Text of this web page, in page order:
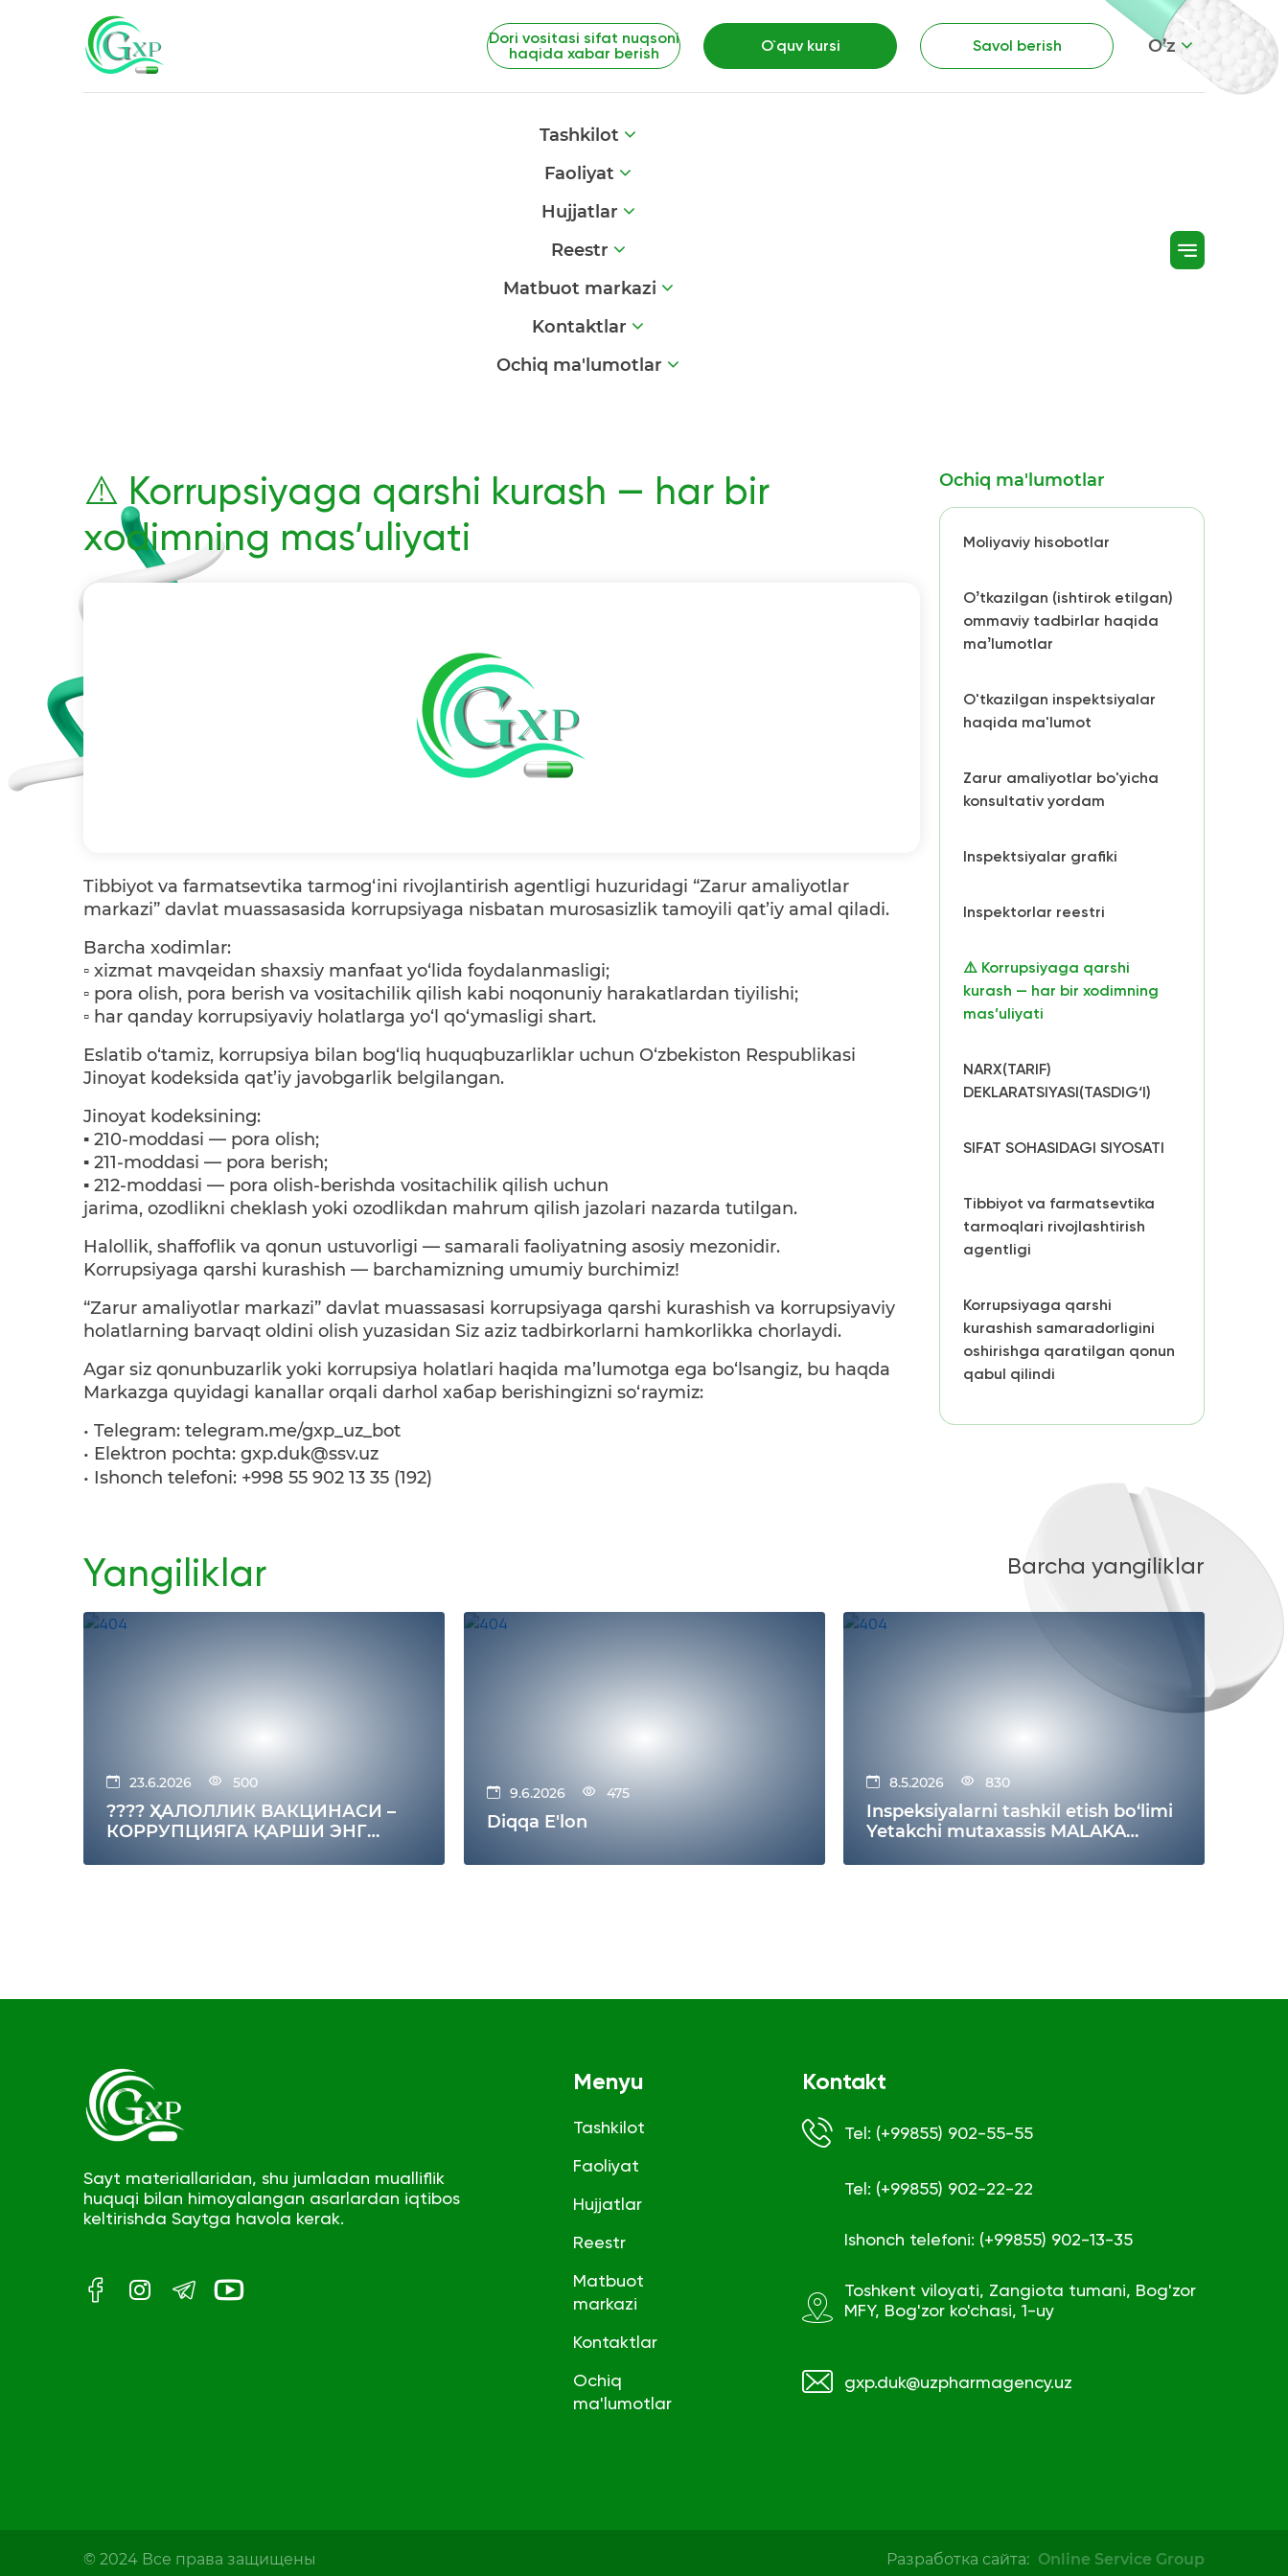
Dori vositasi sifat nuqsoni
haqida xabar berish
O`quv kursi Savol berish O’z
Tashkilot
Faoliyat
Hujjatlar
Reestr
Matbuot markazi
Kontaktlar
Ochiq ma'lumotlar
⚠️ Korrupsiyaga qarshi kurash — har bir
xodimning mas’uliyati
Tibbiyot va farmatsevtika tarmog‘ini rivojlantirish agentligi huzuridagi “Zarur amaliyotlar
markazi” davlat muassasasida korrupsiyaga nisbatan murosasizlik tamoyili qat’iy amal qiladi.
Barcha xodimlar:
▫️ xizmat mavqeidan shaxsiy manfaat yo‘lida foydalanmasligi;
▫️ pora olish, pora berish va vositachilik qilish kabi noqonuniy harakatlardan tiyilishi;
▫️ har qanday korrupsiyaviy holatlarga yo‘l qo‘ymasligi shart.
Eslatib o‘tamiz, korrupsiya bilan bog‘liq huquqbuzarliklar uchun O‘zbekiston Respublikasi
Jinoyat kodeksida qat’iy javobgarlik belgilangan.
Jinoyat kodeksining:
▪️ 210-moddasi — pora olish;
▪️ 211-moddasi — pora berish;
▪️ 212-moddasi — pora olish-berishda vositachilik qilish uchun
jarima, ozodlikni cheklash yoki ozodlikdan mahrum qilish jazolari nazarda tutilgan.
Halollik, shaffoflik va qonun ustuvorligi — samarali faoliyatning asosiy mezonidir.
Korrupsiyaga qarshi kurashish — barchamizning umumiy burchimiz!
“Zarur amaliyotlar markazi” davlat muassasasi korrupsiyaga qarshi kurashish va korrupsiyaviy
holatlarning barvaqt oldini olish yuzasidan Siz aziz tadbirkorlarni hamkorlikka chorlaydi.
Agar siz qonunbuzarlik yoki korrupsiya holatlari haqida ma’lumotga ega bo‘lsangiz, bu haqda
Markazga quyidagi kanallar orqali darhol хабар berishingizni so‘raymiz:
• Telegram: telegram.me/gxp_uz_bot
• Elektron pochta: gxp.duk@ssv.uz
• Ishonch telefoni: +998 55 902 13 35 (192)
Ochiq ma'lumotlar
Moliyaviy hisobotlar
Oʼtkazilgan (ishtirok etilgan)
ommaviy tadbirlar haqida
maʼlumotlar
O'tkazilgan inspektsiyalar
haqida ma'lumot
Zarur amaliyotlar bo'yicha
konsultativ yordam
Inspektsiyalar grafiki
Inspektorlar reestri
⚠️ Korrupsiyaga qarshi
kurash — har bir xodimning
mas’uliyati
NARX(TARIF)
DEKLARATSIYASI(TASDIG‘I)
SIFAT SOHASIDAGI SIYOSATI
Tibbiyot va farmatsevtika
tarmoqlari rivojlashtirish
agentligi
Korrupsiyaga qarshi
kurashish samaradorligini
oshirishga qaratilgan qonun
qabul qilindi
Yangiliklar Barcha yangiliklar
23.6.2026 500
???? ҲАЛОЛЛИК ВАКЦИНАСИ –
КОРРУПЦИЯГА ҚАРШИ ЭНГ
9.6.2026 475
Diqqa E'lon
8.5.2026 830
Inspeksiyalarni tashkil etish bo‘limi
Yetakchi mutaxassis MALAKA
Sayt materiallaridan, shu jumladan mualliflik
huquqi bilan himoyalangan asarlardan iqtibos
keltirishda Saytga havola kerak.
Menyu
Tashkilot
Faoliyat
Hujjatlar
Reestr
Matbuot
markazi
Kontaktlar
Ochiq
ma'lumotlar
Kontakt
Tel: (+99855) 902-55-55
Tel: (+99855) 902-22-22
Ishonch telefoni: (+99855) 902-13-35
Toshkent viloyati, Zangiota tumani, Bog'zor
MFY, Bog'zor ko'chasi, 1-uy
gxp.duk@uzpharmagency.uz
© 2024 Все права защищены Разработка сайта: Online Service Group